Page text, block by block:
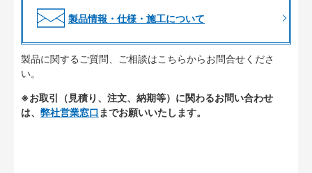
製品情報・仕様・施工について
製品に関するご質問、ご相談はこちらからお問合せくださ
い。
※お取引（見積り、注文、納期等）に関わるお問い合わせ
は、 弊社営業窓口 までお願いいたします。